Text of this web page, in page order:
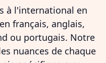
à l'international en
français, anglais,
ou portugais. Notre
nuances de chaque